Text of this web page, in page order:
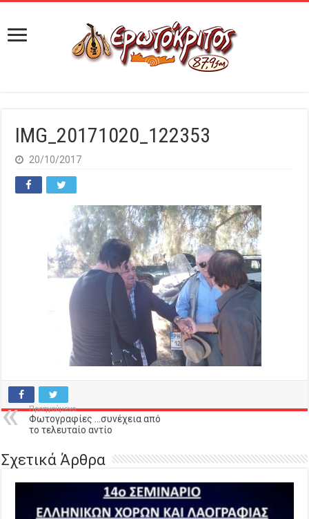
IMG_20171020_122353
20/10/2017
Προηγούμενο
Φωτογραφίες …συνέχεια από
το τελευταίο αντίο
Σχετικά Άρθρα